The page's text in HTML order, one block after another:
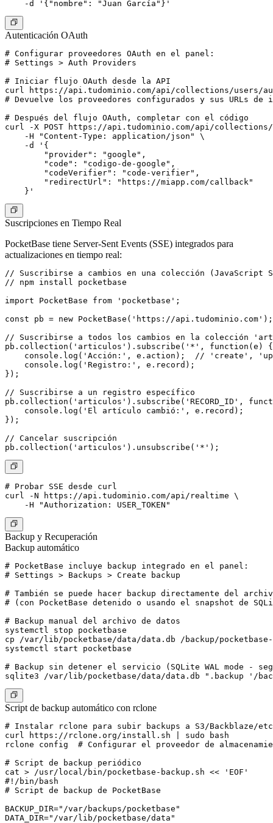
Autenticación OAuth
# Configurar proveedores OAuth en el panel:
# Settings > Auth Providers
# Iniciar flujo OAuth desde la API
curl https://api.tudominio.com/api/collections/users/
# Devuelve los proveedores configurados y sus URLs de
# Después del flujo OAuth, completar con el código
curl -X POST https://api.tudominio.com/api/
    -H "Content-Type: application/json" \
    -d '{
        "provider": "google",
        "code": "codigo-de-google",
        "codeVerifier": "code-verifier",
        "redirectUrl": "https://miapp.com/callback"
Suscripciones en Tiempo Real
PocketBase tiene Server-Sent Events (SSE) integrados para
actualizaciones en tiempo real:
// Suscribirse a cambios en una colección (JavaScript
// npm install pocketbase
import PocketBase from 'pocketbase';
const pb = new PocketBase('https://api.tudominio.com');
// Suscribirse a todos los cambios en la colección
pb.collection('articulos').subscribe('*', function(e) {
console.log('Acción:', e.action);  // 'create',
    console.log('Registro:', e.record);
});
// Suscribirse a un registro específico
pb.collection('articulos').subscribe('RECORD_ID',
    console.log('El artículo cambió:', e.record);
});
// Cancelar suscripción
# Probar SSE desde curl
curl -N https://api.tudominio.com/api/realtime \
Backup y Recuperación
Backup automático
# PocketBase incluye backup integrado en el panel:
# Settings > Backups > Create backup
# También se puede hacer backup directamente del
# (con PocketBase detenido o usando el snapshot de
# Backup manual del archivo de datos
systemctl stop pocketbase
cp /var/lib/pocketbase/data/data.db /backup/pocketbase-
systemctl start pocketbase
# Backup sin detener el servicio (SQLite WAL mode -
Script de backup automático con rclone
# Instalar rclone para subir backups a S3/Backblaze/etc
curl https://rclone.org/install.sh | sudo bash
rclone config  # Configurar el proveedor de
# Script de backup periódico
cat > /usr/local/bin/pocketbase-backup.sh << 'EOF'
#!/bin/bash
# Script de backup de PocketBase
BACKUP_DIR="/var/backups/pocketbase"
DATA_DIR="/var/lib/pocketbase/data"